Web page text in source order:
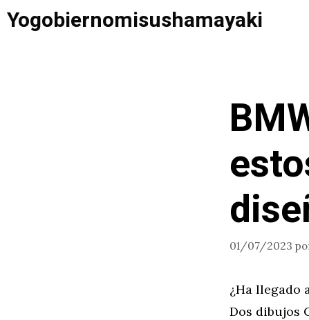
Saltar
Yogobiernomisushamayaki
01/07/2023
¿Ha llegado
Dos dibujos